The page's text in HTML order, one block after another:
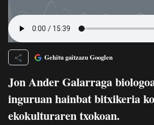
Gehitu gaitzazu Googlen
Jon Ander Galarraga
inguruan hainbat bitxikeria
ekokulturaren txokoan.